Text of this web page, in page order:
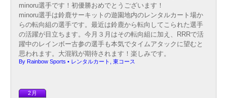
minoru選手です！初優勝おめでとうございます！
minoru選手は鈴鹿サーキットの遊園地内のレンタルカート場か
らの転向組の選手です。最近は鈴鹿から転向してこられた選手
の活躍が目立ちます。今月３月はその転向組に加え、RRRで活
躍中のレインボー古参の選手も本気でタイムアタックに望むと
思われます。大混戦が期待されます！楽しみです。
By Rainbow Sports • レンタルカート ,東コース
2月